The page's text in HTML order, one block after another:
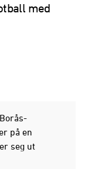
med
på en
seg ut